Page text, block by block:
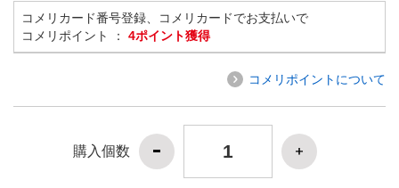
コメリカード番号登録、コメリカードでお支払いで
コメリポイント ： 4ポイント獲得
コメリポイントについて
購入個数